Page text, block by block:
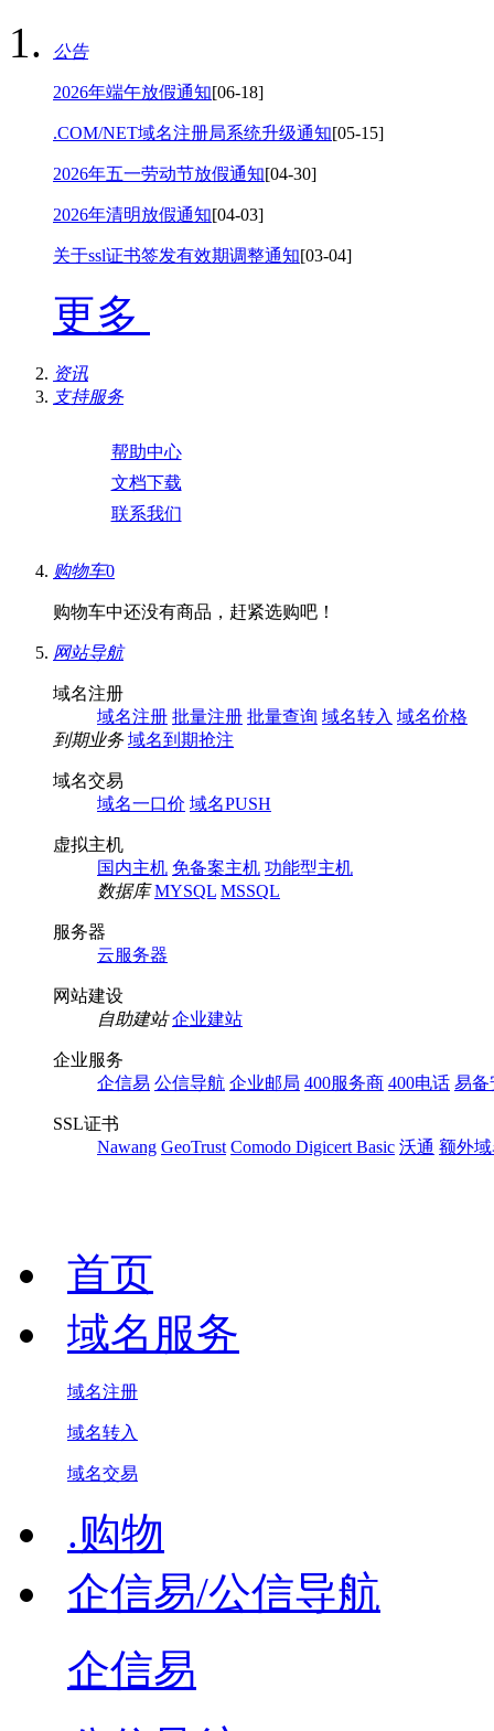
公告
2026年端午放假通知[06-18]
.COM/NET域名注册局系统升级通知[05-15]
2026年五一劳动节放假通知[04-30]
2026年清明放假通知[04-03]
关于ssl证书签发有效期调整通知[03-04]
更多
资讯
支持服务
帮助中心
文档下载
联系我们
购物车0
购物车中还没有商品，赶紧选购吧！
网站导航
域名注册
域名注册 批量注册 批量查询 域名转入 域名价格
到期业务 域名到期抢注
域名交易
域名一口价 域名PUSH
虚拟主机
国内主机 免备案主机 功能型主机
数据库 MYSQL MSSQL
服务器
云服务器
网站建设
自助建站 企业建站
企业服务
企信易 公信导航 企业邮局 400服务商 400电话 易备
SSL证书
Nawang GeoTrust Comodo Digicert Basic 沃通 额外
首页
域名服务
域名注册
域名转入
域名交易
.购物
企信易/公信导航
企信易